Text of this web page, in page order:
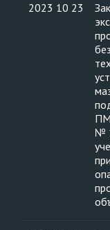
2023 10 23
№